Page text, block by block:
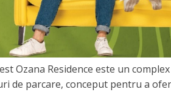
Ozana Residence este un
de parcare, conceput pentru a